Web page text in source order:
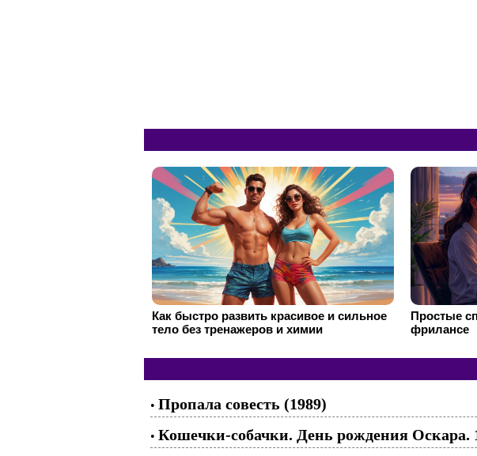
Как быстро развить красивое и сильное
тело без тренажеров и химии
Простые
фрилансе
• Пропала совесть (1989)
• Кошечки-собачки. День рождения Оскара.